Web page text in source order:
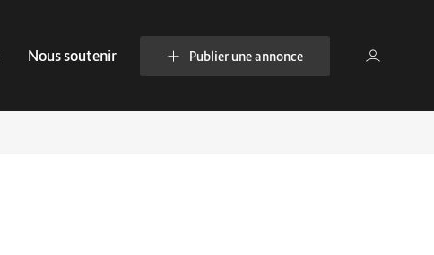
Nous soutenir Publier une annonce